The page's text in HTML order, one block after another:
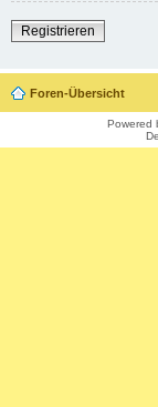
Registrieren
Foren-Übersicht
Powered